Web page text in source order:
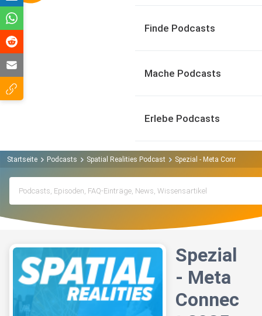
Finde Podcasts
Mache Podcasts
Erlebe Podcasts
Startseite Podcasts Spatial Realities Podcast Spezial - Meta Connect
Spezial
- Meta
Connec